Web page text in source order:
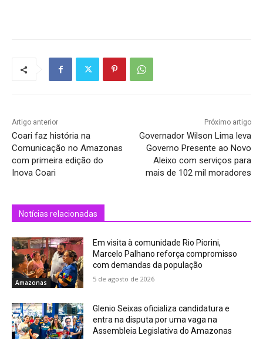
Artigo anterior
Coari faz história na
Comunicação no Amazonas
com primeira edição do
Inova Coari
Próximo artigo
Governador Wilson Lima leva
Governo Presente ao Novo
Aleixo com serviços para
mais de 102 mil moradores
Notícias relacionadas
Amazonas
Em visita à comunidade Rio Piorini,
Marcelo Palhano reforça compromisso
com demandas da população
5 de agosto de 2026
Glenio Seixas oficializa candidatura e
entra na disputa por uma vaga na
Assembleia Legislativa do Amazonas